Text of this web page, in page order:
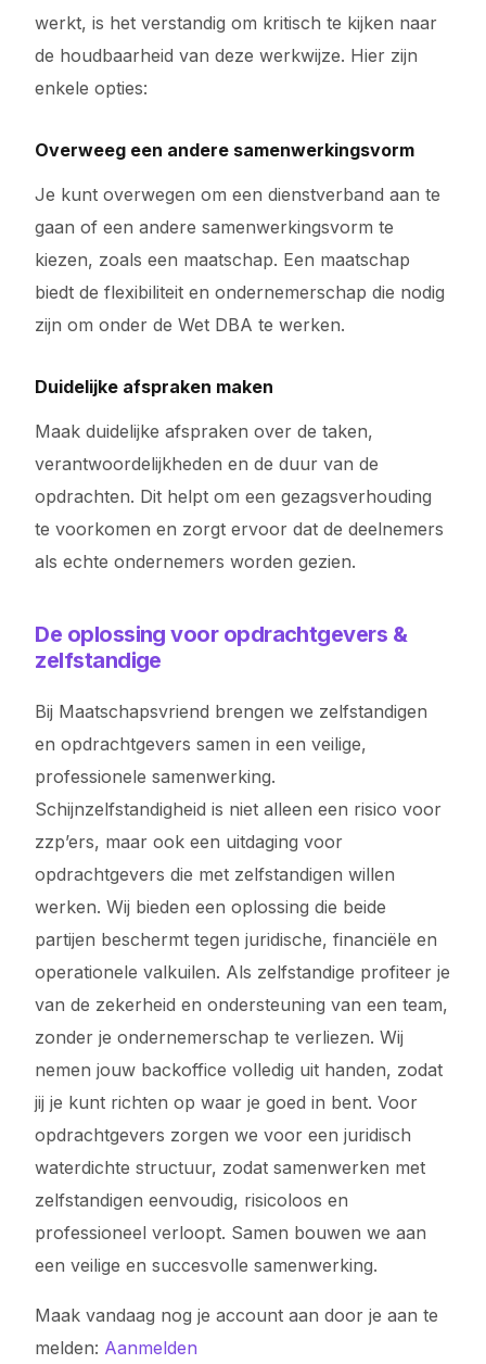
werkt, is het verstandig om kritisch te kijken naar
de houdbaarheid van deze werkwijze. Hier zijn
enkele opties:
Overweeg een andere samenwerkingsvorm
Je kunt overwegen om een dienstverband aan te
gaan of een andere samenwerkingsvorm te
kiezen, zoals een maatschap. Een maatschap
biedt de flexibiliteit en ondernemerschap die nodig
zijn om onder de Wet DBA te werken.
Duidelijke afspraken maken
Maak duidelijke afspraken over de taken,
verantwoordelijkheden en de duur van de
opdrachten. Dit helpt om een gezagsverhouding
te voorkomen en zorgt ervoor dat de deelnemers
als echte ondernemers worden gezien.
De oplossing voor opdrachtgevers &
zelfstandige
Bij Maatschapsvriend brengen we zelfstandigen
en opdrachtgevers samen in een veilige,
professionele samenwerking.
Schijnzelfstandigheid is niet alleen een risico voor
zzp’ers, maar ook een uitdaging voor
opdrachtgevers die met zelfstandigen willen
werken. Wij bieden een oplossing die beide
partijen beschermt tegen juridische, financiële en
operationele valkuilen. Als zelfstandige profiteer je
van de zekerheid en ondersteuning van een team,
zonder je ondernemerschap te verliezen. Wij
nemen jouw backoffice volledig uit handen, zodat
jij je kunt richten op waar je goed in bent. Voor
opdrachtgevers zorgen we voor een juridisch
waterdichte structuur, zodat samenwerken met
zelfstandigen eenvoudig, risicoloos en
professioneel verloopt. Samen bouwen we aan
een veilige en succesvolle samenwerking.
Maak vandaag nog je account aan door je aan te
melden: Aanmelden